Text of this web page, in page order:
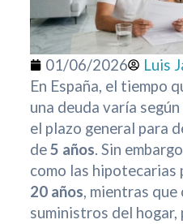
01/06/2026
Luis
En España, el tiempo
una deuda varía
el plazo general para
de5 años. Sin
como las hipotecarias
20 años, mientras
suministros del hogar,